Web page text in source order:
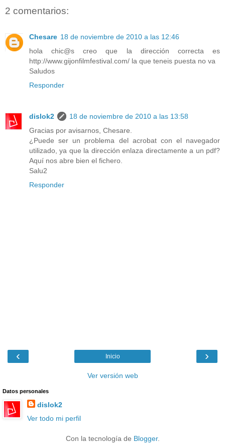
2 comentarios:
Chesare 18 de noviembre de 2010 a las 12:46
hola chic@s creo que la dirección correcta es
http://www.gijonfilmfestival.com/ la que teneis puesta no va
Saludos
Responder
dislok2
18 de noviembre de 2010 a las 13:58
Gracias por avisarnos, Chesare.
¿Puede ser un problema del acrobat con el navegador
utilizado, ya que la dirección enlaza directamente a un pdf?
Aquí nos abre bien el fichero.
Salu2
Responder
‹ ›
Inicio
Ver versión web
Datos personales
dislok2
Ver todo mi perfil
Con la tecnología de Blogger.